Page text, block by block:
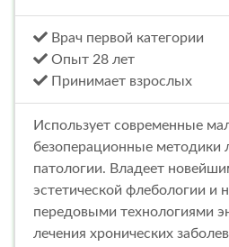
Врач первой категории
Опыт 28 лет
Принимает взрослых
Использует современные
безоперационные методики
патологии. Владеет
эстетической флебологии и
передовыми технологиями
лечения хронических